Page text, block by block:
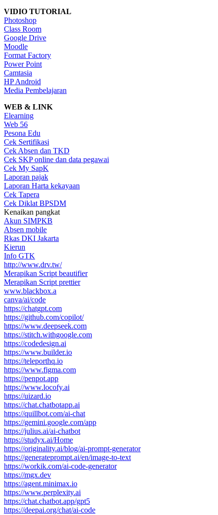
VIDIO TUTORIAL
Photoshop
Class Room
Google Drive
Moodle
Format Factory
Power Point
Camtasia
HP Android
Media Pembelajaran
WEB & LINK
Elearning
Web 56
Pesona Edu
Cek Sertifikasi
Cek Absen dan TKD
Cek SKP online dan data pegawai
Cek My SapK
Laporan pajak
Laporan Harta kekayaan
Cek Tapera
Cek Diklat BPSDM
Kenaikan pangkat
Akun SIMPKB
Absen mobile
Rkas DKI Jakarta
Kierun
Info GTK
http://www.drv.tw/
Merapikan Script beautifier
Merapikan Script prettier
www.blackbox.a
canva/ai/code
https://chatgpt.com
https://github.com/copilot/
https://www.deepseek.com
https://stitch.withgoogle.com
https://codedesign.ai
https://www.builder.io
https://teleporthq.io
https://www.figma.com
https://penpot.app
https://www.locofy.ai
https://uizard.io
https://chat.chatbotapp.ai
https://quillbot.com/ai-chat
https://gemini.google.com/app
https://julius.ai/ai-chatbot
https://studyx.ai/Home
https://originality.ai/blog/ai-prompt-generator
https://generateprompt.ai/en/image-to-text
https://workik.com/ai-code-generator
https://mgx.dev
https://agent.minimax.io
https://www.perplexity.ai
https://chat.chatbot.app/gpt5
https://deepai.org/chat/ai-code